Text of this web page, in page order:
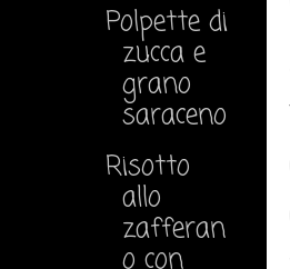
Polpette di
zucca e
grano
saraceno
Risotto
allo
zafferan
o con